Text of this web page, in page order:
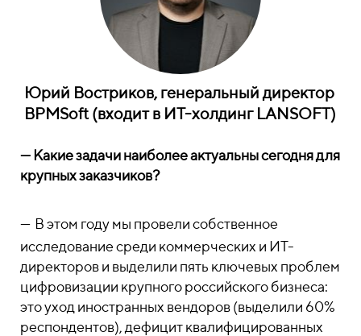
Юрий Востриков, генеральный директор
BPMSoft (входит в ИТ-холдинг LANSOFT)
— Какие задачи наиболее актуальны сегодня для
крупных заказчиков?
— В этом году мы провели собственное
исследование среди коммерческих и ИТ-
директоров и выделили пять ключевых проблем
цифровизации крупного российского бизнеса:
это уход иностранных вендоров (выделили 60%
респондентов), дефицит квалифицированных